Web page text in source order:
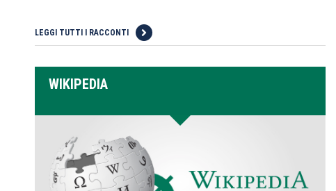
LEGGI TUTTI I RACCONTI
WIKIPEDIA